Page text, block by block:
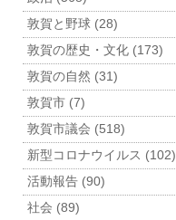
敦賀と野球 (28)
敦賀の歴史・文化 (173)
敦賀の自然 (31)
敦賀市 (7)
敦賀市議会 (518)
新型コロナウイルス (102)
活動報告 (90)
社会 (89)